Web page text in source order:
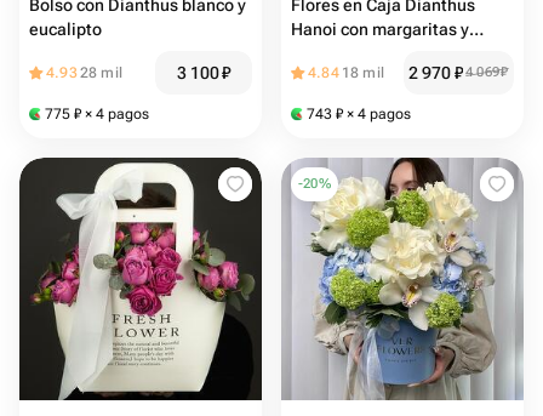
Bolso con Dianthus blanco y
eucalipto
4.9328 mil 3 100₽
775 ₽ × 4 pagos
Flores en Caja Dianthus
Hanoi con margaritas y
4.84 18 mil 2 970₽4 069₽
743 ₽ × 4 pagos
-20%